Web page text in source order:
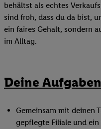
behältst als echtes
sind froh, dass du da bist,
ein faires Gehalt, sondern
im Alltag.
Deine Aufgaben
Gemeinsam mit deinen
gepflegte Filiale und